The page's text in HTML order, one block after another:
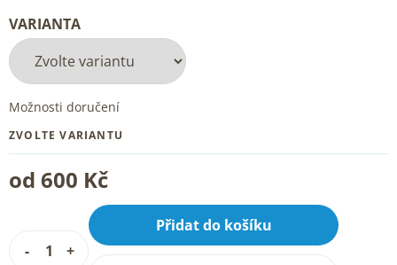
od 600 Kč
ZVOLTE VARIANTU
VARIANTA
Možnosti doručení
Přidat do košíku